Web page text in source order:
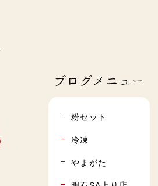
ブログメニュー
粉セット
冷凍
やまがた